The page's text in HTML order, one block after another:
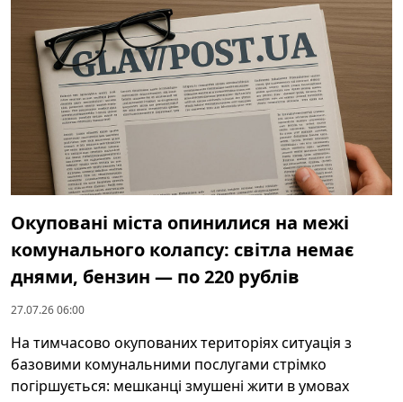
Окуповані міста опинилися на межі
комунального колапсу: світла немає
днями, бензин — по 220 рублів
27.07.26 06:00
На тимчасово окупованих територіях ситуація з
базовими комунальними послугами стрімко
погіршується: мешканці змушені жити в умовах